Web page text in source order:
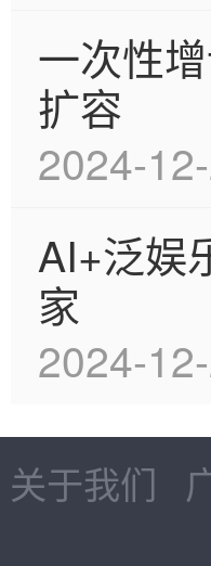
一次性
扩容
2024-
AI+泛娱
家
2024-
关于我们